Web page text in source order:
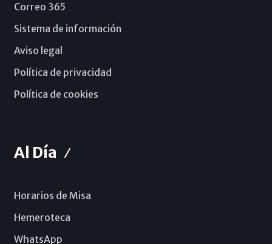
Correo 365
Sistema de información
Aviso legal
Política de privacidad
Política de cookies
Al Día
Horarios de Misa
Hemeroteca
WhatsApp